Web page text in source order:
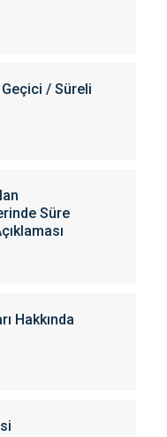
Geçici / Süreli
Süre
Hakkında